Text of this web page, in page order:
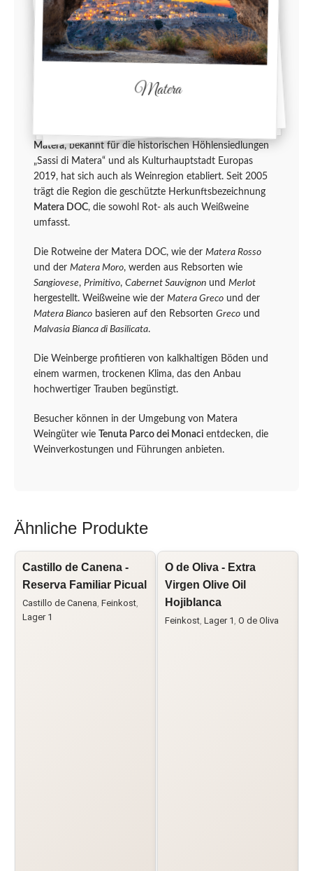
Matera, bekannt für die historischen Höhlensiedlungen
„Sassi di Matera“ und als Kulturhauptstadt Europas
2019, hat sich auch als Weinregion etabliert. Seit 2005
trägt die Region die geschützte Herkunftsbezeichnung
Matera DOC, die sowohl Rot- als auch Weißweine
umfasst.
Die Rotweine der Matera DOC, wie der Matera Rosso
und der Matera Moro, werden aus Rebsorten wie
Sangiovese, Primitivo, Cabernet Sauvignon und Merlot
hergestellt. Weißweine wie der Matera Greco und der
Matera Bianco basieren auf den Rebsorten Greco und
Malvasia Bianca di Basilicata.
Die Weinberge profitieren von kalkhaltigen Böden und
einem warmen, trockenen Klima, das den Anbau
hochwertiger Trauben begünstigt.
Besucher können in der Umgebung von Matera
Weingüter wie Tenuta Parco dei Monaci entdecken, die
Weinverkostungen und Führungen anbieten.
Matera
Ähnliche Produkte
Castillo de Canena -
Reserva Familiar Picual
Castillo de Canena Feinkost
Lager 1
O de Oliva - Extra
Virgen Olive Oil
Hojiblanca
Feinkost Lager 1 O de Oliva